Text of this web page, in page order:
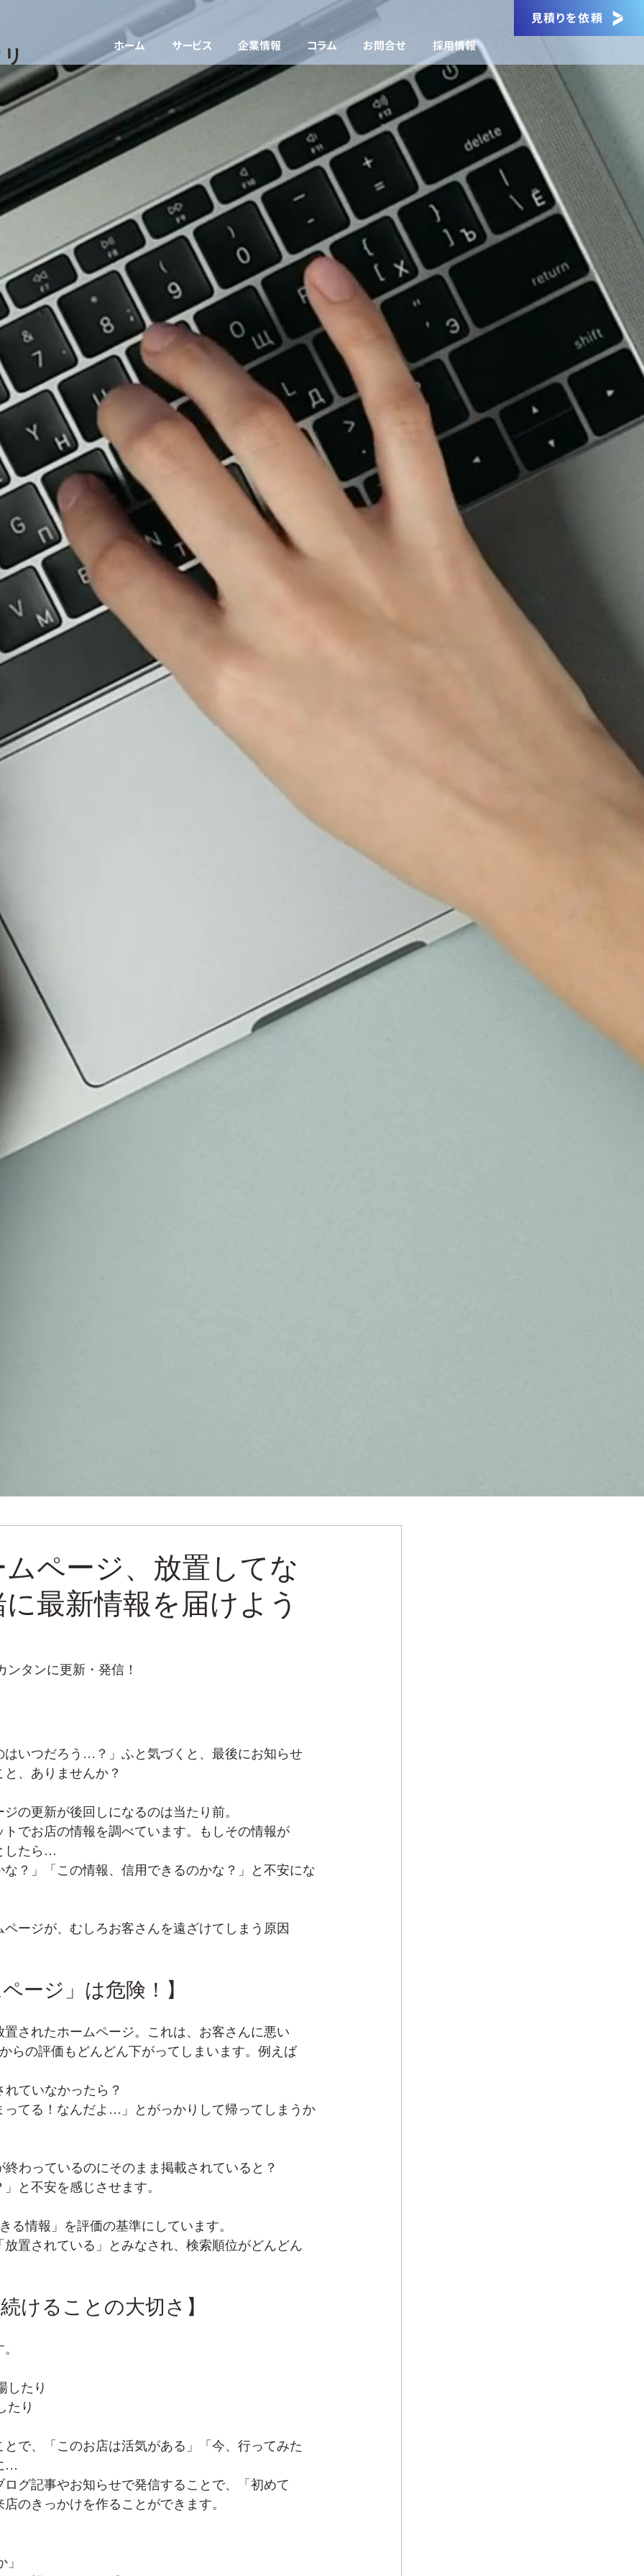
ホーム サービス 企業情報 コラム お問合せ 採用情報
見積りを依頼
ページ、放置してな
最新情報を届けよう
タンに更新・発信！
いつだろう…？」ふと気づくと、最後にお知らせ
、ありませんか？
の更新が後回しになるのは当たり前。
でお店の情報を調べています。もしその情報が
したら…
？」「この情報、信用できるのかな？」と不安にな
ージが、むしろお客さんを遠ざけてしまう原因
ージ」は危険！】
されたホームページ。これは、お客さんに悪い
らの評価もどんどん下がってしまいます。例えば
ていなかったら？
てる！なんだよ…」とがっかりして帰ってしまうか
わっているのにそのまま掲載されていると？
と不安を感じさせます。
る情報」を評価の基準にしています。
置されている」とみなされ、検索順位がどんどん
けることの大切さ】
したり
たり
で、「このお店は活気がある」「今、行ってみた
…
グ記事やお知らせで発信することで、「初めて
のきっかけを作ることができます。